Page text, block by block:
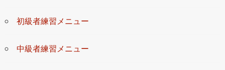
初級者練習メニュー
中級者練習メニュー